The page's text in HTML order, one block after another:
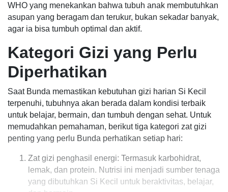
WHO yang menekankan bahwa tubuh anak membutuhkan
asupan yang beragam dan terukur, bukan sekadar banyak,
agar ia bisa tumbuh optimal dan aktif.
Kategori Gizi yang Perlu
Diperhatikan
Saat Bunda memastikan kebutuhan gizi harian Si Kecil
terpenuhi, tubuhnya akan berada dalam kondisi terbaik
untuk belajar, bermain, dan tumbuh dengan sehat. Untuk
memudahkan pemahaman, berikut tiga kategori zat gizi
penting yang perlu Bunda perhatikan setiap hari:
Zat gizi penghasil energi: Termasuk karbohidrat,
lemak, dan protein. Nutrisi ini menjadi sumber tenaga
yang dibutuhkan Si Kecil untuk beraktivitas, belajar,